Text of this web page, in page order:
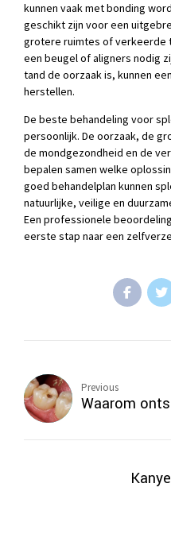
kunnen vaak met bonding
geschikt zijn voor een
grotere ruimtes of verkeerde
een beugel of aligners nodig
tand de oorzaak is, kunnen
herstellen.
De beste behandeling voor
persoonlijk. De oorzaak, de
de mondgezondheid en de
bepalen samen welke
goed behandelplan kunnen
natuurlijke, veilige en
Een professionele
eerste stap naar een
Previous
Waarom